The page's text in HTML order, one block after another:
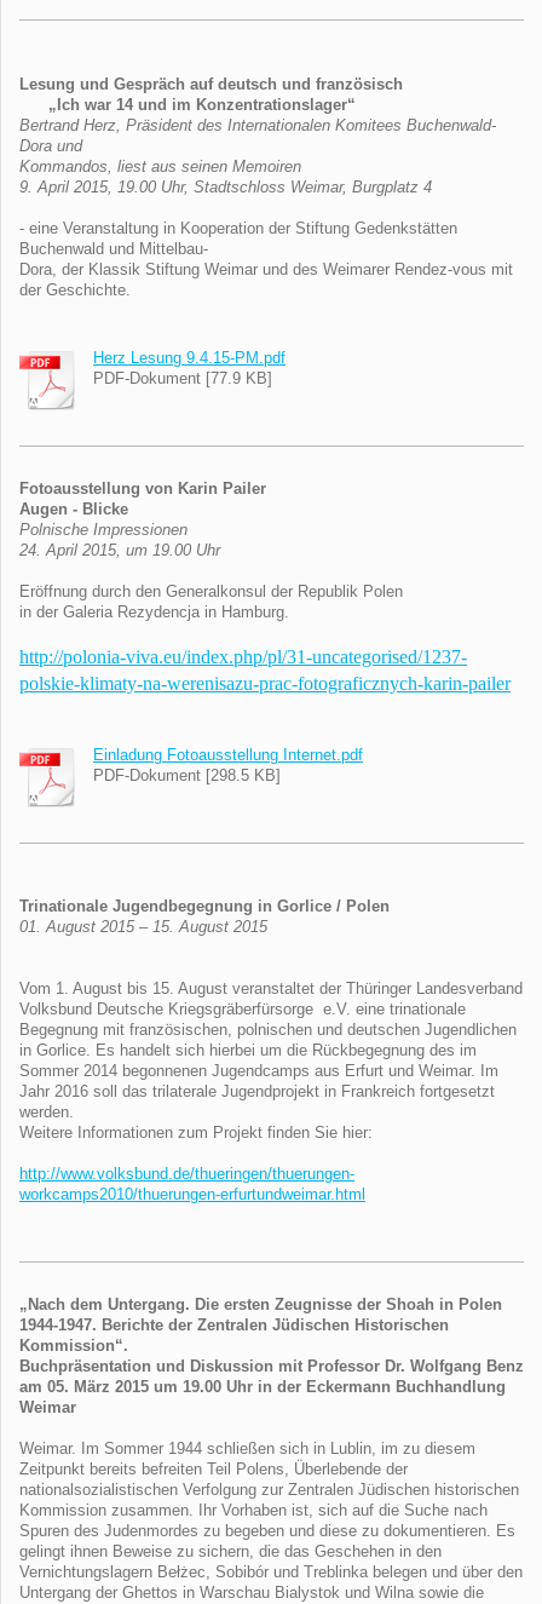
Lesung und Gespräch auf deutsch und französisch
„Ich war 14 und im Konzentrationslager“
Bertrand Herz, Präsident des Internationalen Komitees Buchenwald-
Dora und
Kommandos, liest aus seinen Memoiren
9. April 2015, 19.00 Uhr, Stadtschloss Weimar, Burgplatz 4
- eine Veranstaltung in Kooperation der Stiftung Gedenkstätten
Buchenwald und Mittelbau-
Dora, der Klassik Stiftung Weimar und des Weimarer Rendez-vous mit
der Geschichte.
Herz Lesung 9.4.15-PM.pdf
PDF-Dokument [77.9 KB]
Fotoausstellung von Karin Pailer
Augen - Blicke
Polnische Impressionen
24. April 2015, um 19.00 Uhr
Eröffnung durch den Generalkonsul der Republik Polen
in der Galeria Rezydencja in Hamburg.
http://polonia-viva.eu/index.php/pl/31-uncategorised/1237-
polskie-klimaty-na-werenisazu-prac-fotograficznych-karin-pailer
Einladung Fotoausstellung Internet.pdf
PDF-Dokument [298.5 KB]
Trinationale Jugendbegegnung in Gorlice / Polen
01. August 2015 – 15. August 2015
Vom 1. August bis 15. August veranstaltet der Thüringer Landesverband
Volksbund Deutsche Kriegsgräberfürsorge e.V. eine trinationale
Begegnung mit französischen, polnischen und deutschen Jugendlichen
in Gorlice. Es handelt sich hierbei um die Rückbegegnung des im
Sommer 2014 begonnenen Jugendcamps aus Erfurt und Weimar. Im
Jahr 2016 soll das trilaterale Jugendprojekt in Frankreich fortgesetzt
werden.
Weitere Informationen zum Projekt finden Sie hier:
http://www.volksbund.de/thueringen/thuerungen-
workcamps2010/thuerungen-erfurtundweimar.html
„Nach dem Untergang. Die ersten Zeugnisse der Shoah in Polen
1944-1947. Berichte der Zentralen Jüdischen Historischen
Kommission“.
Buchpräsentation und Diskussion mit Professor Dr. Wolfgang Benz
am 05. März 2015 um 19.00 Uhr in der Eckermann Buchhandlung
Weimar
Weimar. Im Sommer 1944 schließen sich in Lublin, im zu diesem
Zeitpunkt bereits befreiten Teil Polens, Überlebende der
nationalsozialistischen Verfolgung zur Zentralen Jüdischen historischen
Kommission zusammen. Ihr Vorhaben ist, sich auf die Suche nach
Spuren des Judenmordes zu begeben und diese zu dokumentieren. Es
gelingt ihnen Beweise zu sichern, die das Geschehen in den
Vernichtungslagern Bełżec, Sobibór und Treblinka belegen und über den
Untergang der Ghettos in Warschau Bialystok und Wilna sowie die